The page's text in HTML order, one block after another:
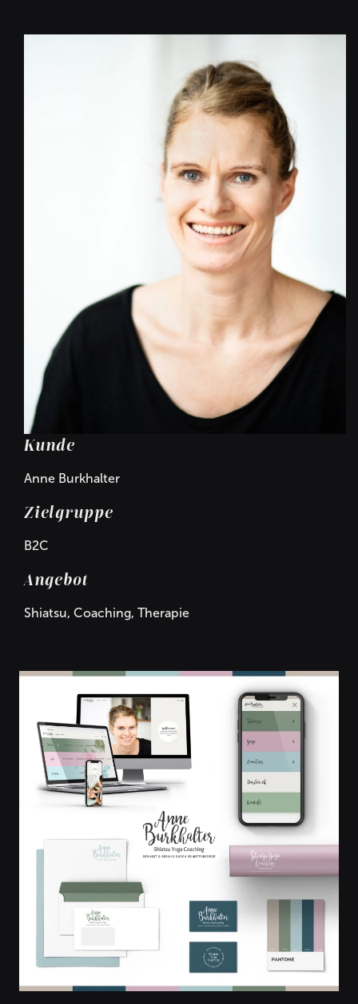
Kunde
Anne Burkhalter
Zielgruppe
B2C
Angebot
Shiatsu, Coaching, Therapie